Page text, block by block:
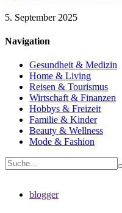
5. September 2025
Navigation
Gesundheit & Medizin
Home & Living
Reisen & Tourismus
Wirtschaft & Finanzen
Hobbys & Freizeit
Familie & Kinder
Beauty & Wellness
Mode & Fashion
blogger